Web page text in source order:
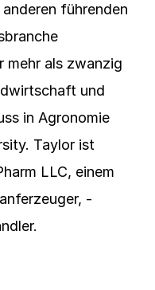
führenden
mehr als zwanzig
und
in Agronomie
Taylor ist
LLC, einem
-